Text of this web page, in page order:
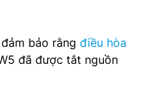
bảo rằng điều hòa
đã được tắt nguồn